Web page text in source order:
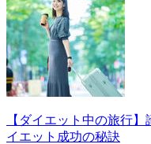
【ダイエット中の旅行
イエット成功の秘訣